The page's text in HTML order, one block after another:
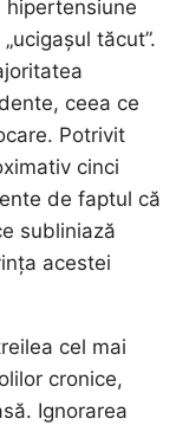
hipertensiune
tăcut”.
ceea ce
Potrivit
cinci
de faptul că
subliniază
acestei
cel mai
cronice,
Ignorarea